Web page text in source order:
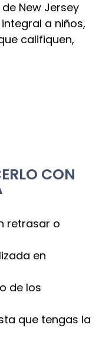
New Jersey
a niños,
califiquen,
CON
retrasar o
en
de los
que tengas la